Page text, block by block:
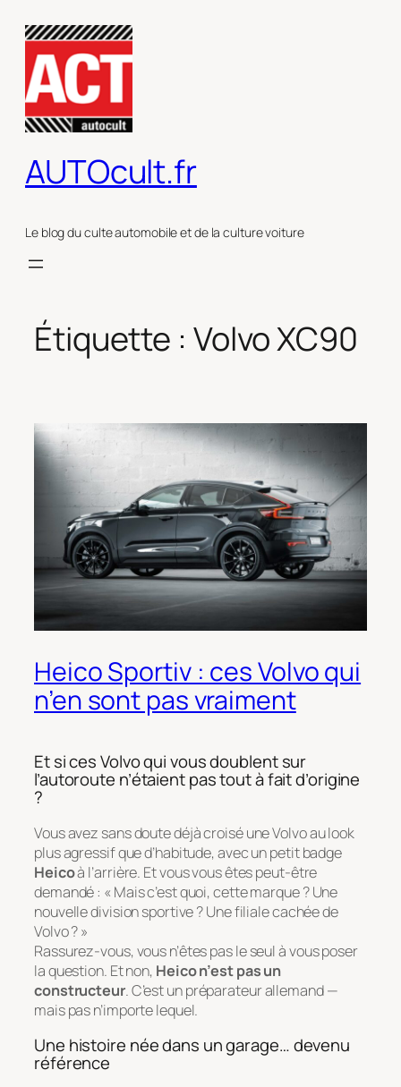
contenu
AUTOcult.fr
Le blog du culte automobile et de la culture voiture
Étiquette : Volvo XC90
Heico Sportiv : ces Volvo qui
n’en sont pas vraiment
Et si ces Volvo qui vous doublent sur
l’autoroute n’étaient pas tout à fait d’origine
?
Vous avez sans doute déjà croisé une Volvo au look
plus agressif que d’habitude, avec un petit badge
Heicoà l’arrière. Et vous vous êtes peut-être
demandé : « Mais c’est quoi, cette marque ? Une
nouvelle division sportive ? Une filiale cachée de
Volvo ? »
Rassurez-vous, vous n’êtes pas le seul à vous poser
la question. Et non, Heico n’est pas un
constructeur. C’est un préparateur allemand —
mais pas n’importe lequel.
Une histoire née dans un garage… devenu
référence